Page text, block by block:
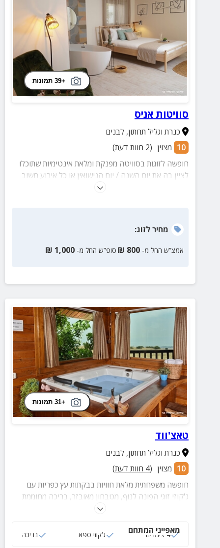
+39 תמונות
סוויטות אניס
כנרת וגליל תחתון,לבנים
10 מצוין (
2 חוות דעת)
חופשה לזוגות בסוויטה מפנקת ומלאת אינטימיות שתוכלו
לציין בה את יום השנה / יום הנישואין או כל אירוע חשוב
אחר. במתחם תמצאו חצר פרטית ואינטימית לכל סוויטה
מחירלזוג:
אמצ”ש החל מ- 800
₪ סופ”ש החל מ- 1,000
₪
+31 תמונות
טאצ'ווד
כנרת וגליל תחתון,לבנים
10 מצוין (
4 חוות דעת)
חופשה משפחתית מלאת חוויות בבקתות עץ כפריות עם
ג'קוזי זוגי הפונה לנוף, מטבחון מאובזר, בריכה מחוממת
בחורף, ג'קוזי ספא מפנק, חצר ירוקה וגדולה, פינת מנגל,
מאפייני המתחם
4 צימרים ג‘קוזי ספא בריכה